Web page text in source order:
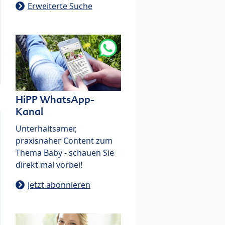
Erweiterte Suche
HiPP WhatsApp-
Kanal
Unterhaltsamer,
praxisnaher Content zum
Thema Baby - schauen Sie
direkt mal vorbei!
Jetzt abonnieren